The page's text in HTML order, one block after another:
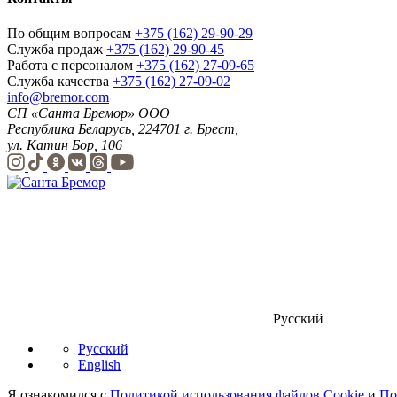
По общим вопросам +375 (162) 29-90-29
Служба продаж +375 (162) 29-90-45
Работа с персоналом +375 (162) 27-09-65
Служба качества +375 (162) 27-09-02
info@bremor.com
СП «Санта Бремор» ООО
Республика Беларусь, 224701 г. Брест,
ул. Катин Бор, 106
Русский
Русский
English